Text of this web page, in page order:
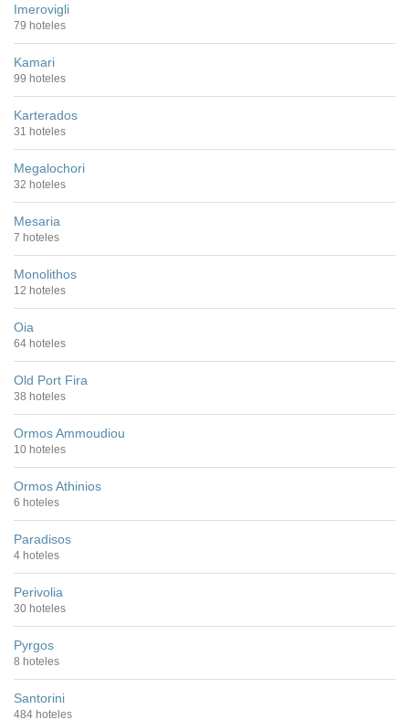
Imerovigli
79 hoteles
Kamari
99 hoteles
Karterados
31 hoteles
Megalochori
32 hoteles
Mesaria
7 hoteles
Monolithos
12 hoteles
Oia
64 hoteles
Old Port Fira
38 hoteles
Ormos Ammoudiou
10 hoteles
Ormos Athinios
6 hoteles
Paradisos
4 hoteles
Perivolia
30 hoteles
Pyrgos
8 hoteles
Santorini
484 hoteles